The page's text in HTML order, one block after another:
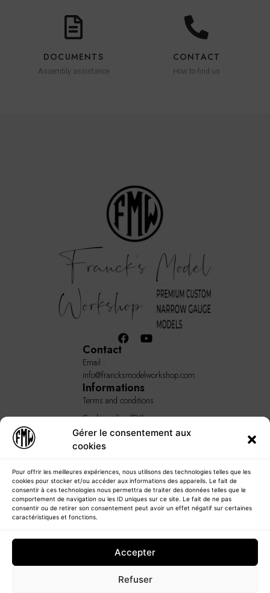
Gérer le consentement aux
cookies
Pour offrir les meilleures expériences, nous utilisons des technologies telles que les
cookies pour stocker et/ou accéder aux informations des appareils. Le fait de
consentir à ces technologies nous permettra de traiter des données telles que le
comportement de navigation ou les ID uniques sur ce site. Le fait de ne pas
consentir ou de retirer son consentement peut avoir un effet négatif sur certaines
caractéristiques et fonctions.
Accepter
Refuser
DOCUMENTS
Assembly assistance
CONTACT
How to find us
Home
About
Our products
Informations
Terms and conditions
Cookie policy (EU)
GENERAL TERMS AND
CONDITIONS
Contact
Email :
info@francksmodelworkshop.com